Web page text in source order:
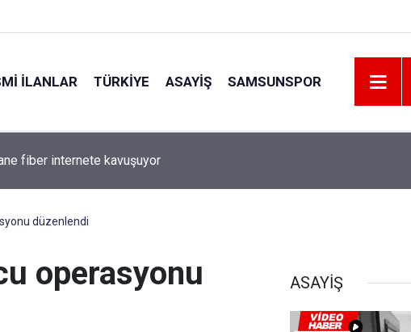
İLANLAR TÜRKİYE ASAYİŞ SAMSUNSPOR
fiber internete kavuşuyor
düzenlendi
operasyonu
ASAYİŞ